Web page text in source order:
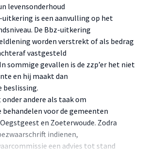
levensonderhoud
uitkering is een aanvulling op het
De Bbz-uitkering
worden verstrekt of als bedrag
vastgesteld
sommige gevallen is de zzp’er het niet
en hij maakt dan
beslissing.
andere als taak om
voor de gemeenten
en Zoeterwoude. Zodra
indienen,
een advies tot stand